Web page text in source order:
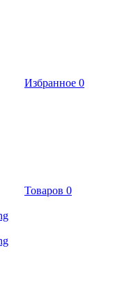
Избранное 0
Товаров 0